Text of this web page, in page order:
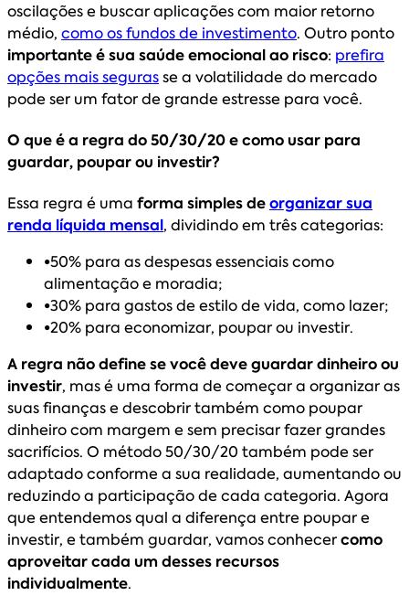
oscilações e buscar aplicações com maior retorno
médio, como os fundos de investimento. Outro ponto
importante é sua saúde emocional ao risco: prefira
opções mais segurasse a volatilidade do mercado
pode ser um fator de grande estresse para você.
O que é a regra do 50/30/20 e como usar para
guardar, poupar ou investir?
Essa regra é uma forma simples deorganizar sua
renda líquida mensal, dividindo em três categorias:
•50% para as despesas essenciais como
alimentação e moradia;
•30% para gastos de estilo de vida, como lazer;
•20% para economizar, poupar ou investir.
A regra não define se você deve guardar dinheiro ou
investir, mas é uma forma de começar a organizar as
suas finanças e descobrir também como poupar
dinheiro com margem e sem precisar fazer grandes
sacrifícios. O método 50/30/20 também pode ser
adaptado conforme a sua realidade, aumentando ou
reduzindo a participação de cada categoria. Agora
que entendemos qual a diferença entre poupar e
investir, e também guardar, vamos conhecercomo
aproveitar cada um desses recursos
individualmente.